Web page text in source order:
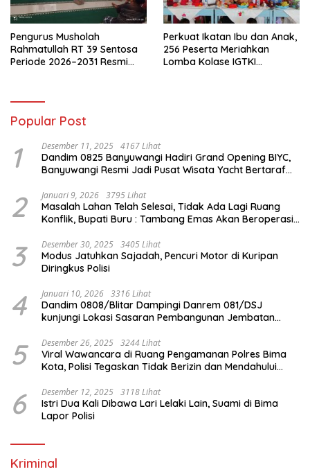
Pengurus Musholah
Rahmatullah RT 39 Sentosa
Periode 2026–2031 Resmi
Perkuat Ikatan Ibu dan Anak,
256 Peserta Meriahkan
Lomba Kolase IGTKI
Popular Post
1 Desember 11, 2025 4167 Lihat
Dandim 0825 Banyuwangi Hadiri Grand Opening BIYC,
Banyuwangi Resmi Jadi Pusat Wisata Yacht Bertaraf
2 Januari 9, 2026 3795 Lihat
Masalah Lahan Telah Selesai, Tidak Ada Lagi Ruang
Konflik, Bupati Buru : Tambang Emas Akan Beroperasi
3 Desember 30, 2025 3405 Lihat
Modus Jatuhkan Sajadah, Pencuri Motor di Kuripan
Diringkus Polisi
4 Januari 10, 2026 3316 Lihat
Dandim 0808/Blitar Dampingi Danrem 081/DSJ
kunjungi Lokasi Sasaran Pembangunan Jembatan
5 Desember 26, 2025 3244 Lihat
Viral Wawancara di Ruang Pengamanan Polres Bima
Kota, Polisi Tegaskan Tidak Berizin dan Mendahului
6 Desember 12, 2025 3118 Lihat
Istri Dua Kali Dibawa Lari Lelaki Lain, Suami di Bima
Lapor Polisi
Kriminal